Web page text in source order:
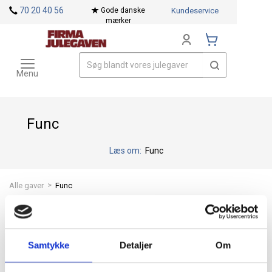
Samtykke Detaljer Om
Func
Læs om: Func
Alle gaver > Func
Søgefilter
70 20 40 56
Gode danske
mærker
Kundeservice
Toggle
navigation
Menu
Mærker